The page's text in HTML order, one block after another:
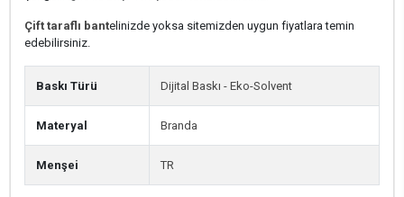
Çift taraflı bantelinizde yoksa sitemizden uygun fiyatlara temin
edebilirsiniz.
Baskı Türü Dijital Baskı - Eko-Solvent
Materyal Branda
Menşei TR